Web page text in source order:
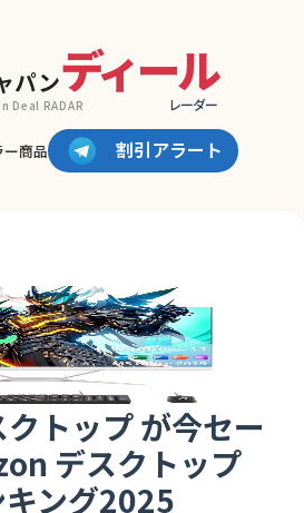
パンディール
Deal RADAR レーダー
商品 割引アラート
トップ が今セー
デスクトップ
キング2025